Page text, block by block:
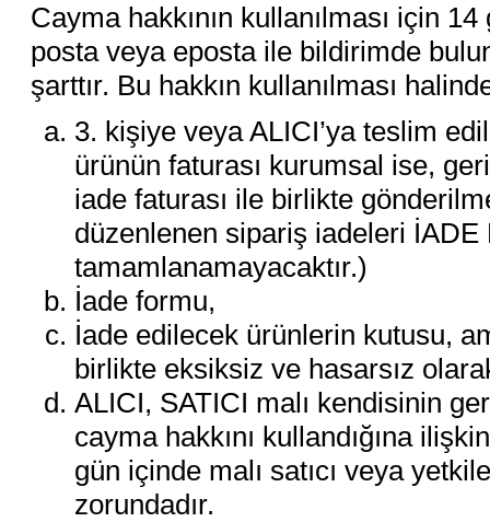
Cayma hakkının kullanılması için
posta veya eposta ile bildirimde
şarttır. Bu hakkın kullanılması
3. kişiye veya ALICI’ya teslim
ürünün faturası kurumsal ise,
iade faturası ile birlikte
düzenlenen sipariş iadeleri
tamamlanamayacaktır.)
İade formu,
İade edilecek ürünlerin kutusu,
birlikte eksiksiz ve hasarsız
ALICI, SATICI malı kendisinin
cayma hakkını kullandığına
gün içinde malı satıcı veya
zorundadır.